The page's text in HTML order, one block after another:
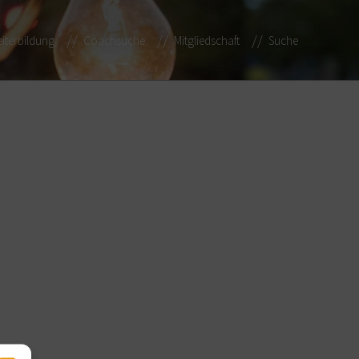
Coachsuche Mitgliedschaft Suche